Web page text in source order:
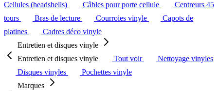
Cellules (headshells)
Câbles pour porte cellule
Centreurs 45
tours
Bras de lecture Courroies vinyle
Capots de
platines
Cadres déco vinyle
Entretien et disques vinyle
Entretien et disques vinyle
Tout voir
Nettoyage vinyles
Disques vinyles
Pochettes vinyle
Marques